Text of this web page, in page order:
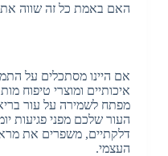
האם באמת כל זה שווה
אם היינו מסתכלים על
איכותיים ומוצרי טיפוח
מפתח לשמירה על עור
העור שלכם מפני פגיעות
דלקתיים, משפרים את
העצמי.